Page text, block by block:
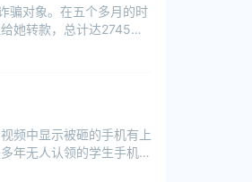
骗对象。在五个多月的时
她转款，总计达2745万
频中显示被砸的手机有上
年无人认领的学生手机，